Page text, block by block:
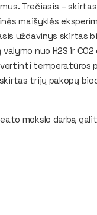
Trečiasis –
maišyklės
uždavinys skirtas
nuo H2S ir
temperatūros
trijų pakopų
mokslo darbą